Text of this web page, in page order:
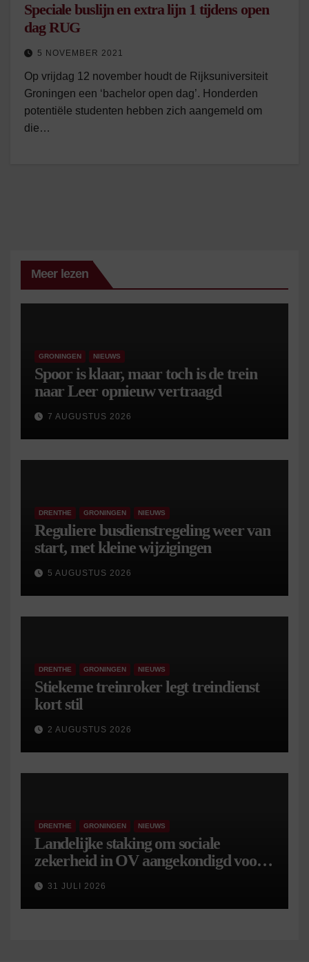
Speciale buslijn en extra lijn 1 tijdens open
dag RUG
5 NOVEMBER 2021
Op vrijdag 12 november houdt de Rijksuniversiteit
Groningen een ‘bachelor open dag’. Honderden
potentiële studenten hebben zich aangemeld om
die…
Meer lezen
GRONINGEN NIEUWS
Spoor is klaar, maar toch is de trein
naar Leer opnieuw vertraagd
7 AUGUSTUS 2026
DRENTHE GRONINGEN NIEUWS
Reguliere busdienstregeling weer van
start, met kleine wijzigingen
5 AUGUSTUS 2026
DRENTHE GRONINGEN NIEUWS
Stiekeme treinroker legt treindienst
kort stil
2 AUGUSTUS 2026
DRENTHE GRONINGEN NIEUWS
Landelijke staking om sociale
zekerheid in OV aangekondigd voor 9
september
31 JULI 2026